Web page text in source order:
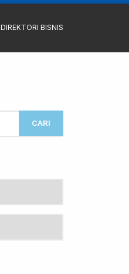
DIREKTORI BISNIS
CARI